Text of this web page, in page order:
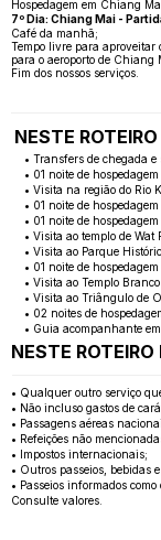
NESTE
• Transfers de chegada e
• 01 noite de
• Visita na região do Rio
• 01 noite de
• 01 noite de
• Visita ao templo de
• Visita ao Parque
• 01 noite de
• Visita ao Templo
• Visita ao Triângulo de
• 02 noites de
• Guia acompanhante
NESTE ROTEIRO
• Qualquer outro serviço
• Não incluso gastos de
• Passagens aéreas
• Refeições não
• Impostos internacionais;
• Outros passeios, bebidas
• Passeios informados
Consulte valores.
Hospedagem em Chiang
7º Dia: Chiang Mai -
Café da manhã;
Tempo livre para aproveitar
para o aeroporto de Chiang
Fim dos nossos serviços.